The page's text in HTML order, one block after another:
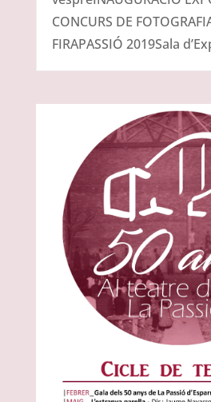
CONCURS DE
FIRAPASSIÓ 2019Sala